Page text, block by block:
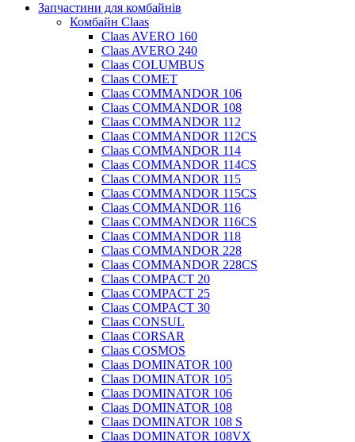
Запчастини для комбайнів
Комбайн Claas
Claas AVERO 160
Claas AVERO 240
Claas COLUMBUS
Claas COMET
Claas COMMANDOR 106
Claas COMMANDOR 108
Claas COMMANDOR 112
Claas COMMANDOR 112CS
Claas COMMANDOR 114
Claas COMMANDOR 114CS
Claas COMMANDOR 115
Claas COMMANDOR 115CS
Claas COMMANDOR 116
Claas COMMANDOR 116CS
Claas COMMANDOR 118
Claas COMMANDOR 228
Claas COMMANDOR 228CS
Claas COMPACT 20
Claas COMPACT 25
Claas COMPACT 30
Claas CONSUL
Claas CORSAR
Claas COSMOS
Claas DOMINATOR 100
Claas DOMINATOR 105
Claas DOMINATOR 106
Claas DOMINATOR 108
Claas DOMINATOR 108 S
Claas DOMINATOR 108VX